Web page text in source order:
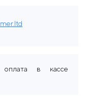
оплата в кассе